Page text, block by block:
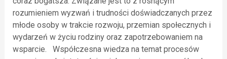
rozumieniem wyzwań i trudności doświadczanych przez
młode osoby w trakcie rozwoju, przemian społecznych i
wydarzeń w życiu rodziny oraz zapotrzebowaniem na
wsparcie. Współczesna wiedza na temat procesów